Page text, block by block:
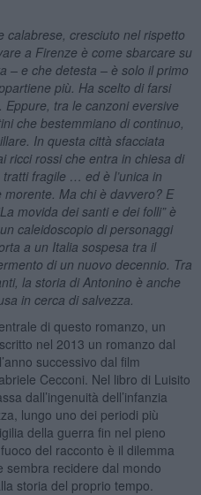
calabrese, cresciuto nel rispetto
a Firenze è come sbarcare su
– e che detesta – è solo il primo
più. Ha scelto di farsi
tra le canzoni eversive
che bestemmiano di continuo,
In questa città sfacciata
ricci rossi che entra in chiesa di
fragile … ed è l’unica in
Ma chi è davvero? E
movida dei santi e dei folli” è
caleidoscopio di personaggi
a un Italia sospesa tra il
di un nuovo decennio. Tra
la storia di Antonino è anche
in cerca di salvezza.
di questo romanzo, un
nel 2013 un romanzo dal
successivo dal film
Cecconi. Nel libro di Luisito
dall’ingenuità dell’infanzia
lungo uno dei periodi più
della guerra fin nel pieno
del racconto è il dilemma
sembra recidere dal mondo
storia del proprio tempo.